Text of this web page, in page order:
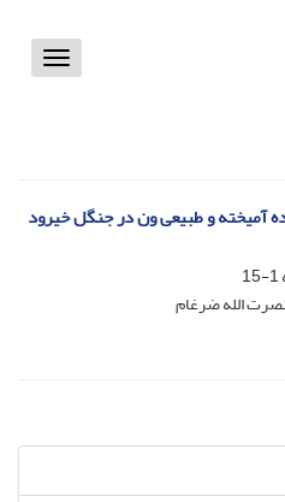
Toggle
آمیخته و طبیعی ون در جنگل خیرود
1-15
الله ضرغام